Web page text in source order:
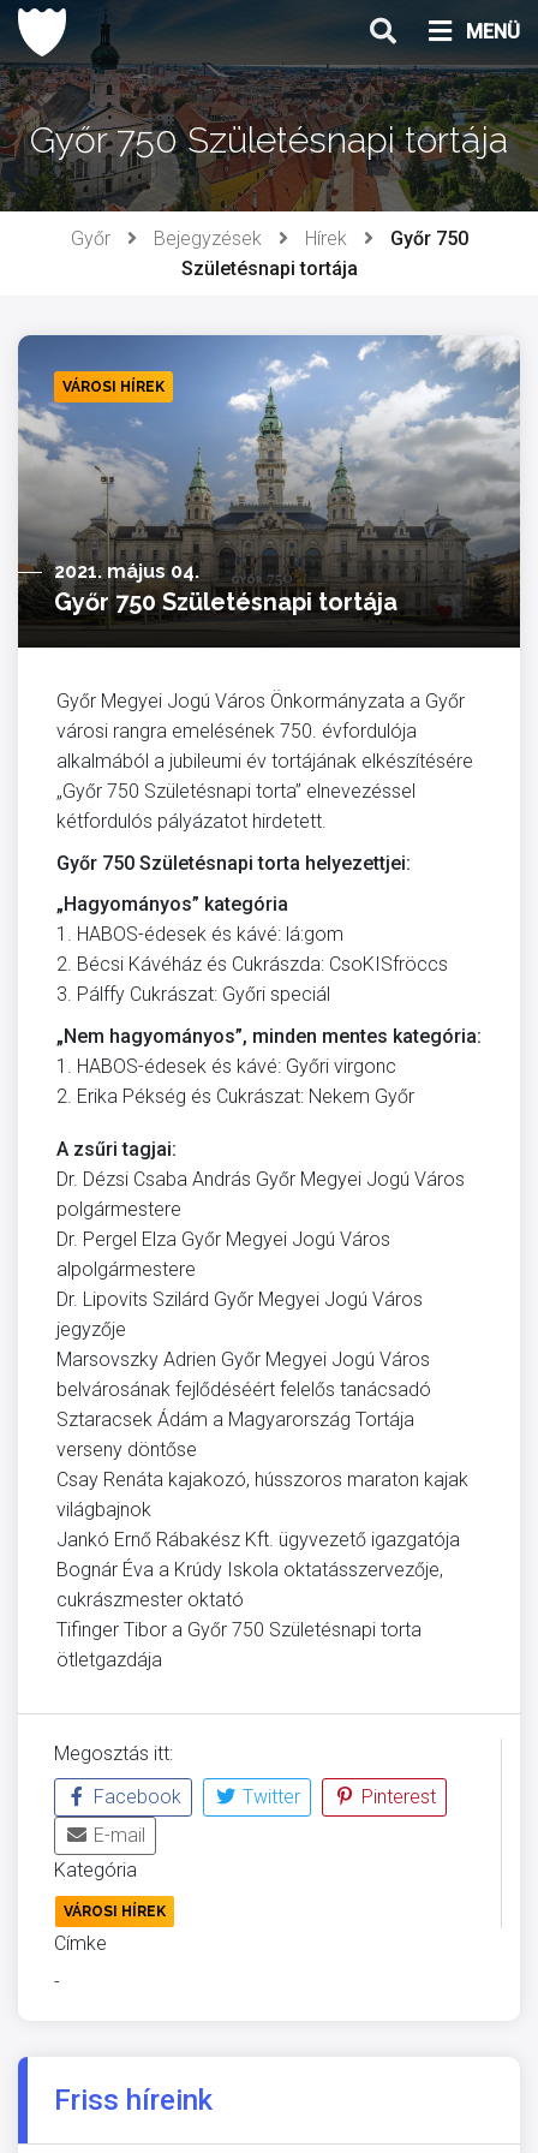
Ugrás
tartalomhoz
MENÜ
Győr 750 Születésnapi tortája
Győr Bejegyzések Hírek
Győr 750
Születésnapi tortája
VÁROSI HÍREK
2021. május 04.
Győr 750 Születésnapi tortája
Győr Megyei Jogú Város Önkormányzata a Győr
városi rangra emelésének 750. évfordulója
alkalmából a jubileumi év tortájának elkészítésére
„Győr 750 Születésnapi torta” elnevezéssel
kétfordulós pályázatot hirdetett.
Győr 750 Születésnapi torta helyezettjei:
„Hagyományos” kategória
1. HABOS-édesek és kávé: lá:gom
2. Bécsi Kávéház és Cukrászda: CsoKISfröccs
3. Pálffy Cukrászat: Győri speciál
„Nem hagyományos”, minden mentes kategória:
1. HABOS-édesek és kávé: Győri virgonc
2. Erika Pékség és Cukrászat: Nekem Győr
A zsűri tagjai:
Dr. Dézsi Csaba András Győr Megyei Jogú Város
polgármestere
Dr. Pergel Elza Győr Megyei Jogú Város
alpolgármestere
Dr. Lipovits Szilárd Győr Megyei Jogú Város
jegyzője
Marsovszky Adrien Győr Megyei Jogú Város
belvárosának fejlődéséért felelős tanácsadó
Sztaracsek Ádám a Magyarország Tortája
verseny döntőse
Csay Renáta kajakozó, hússzoros maraton kajak
világbajnok
Jankó Ernő Rábakész Kft. ügyvezető igazgatója
Bognár Éva a Krúdy Iskola oktatásszervezője,
cukrászmester oktató
Tifinger Tibor a Győr 750 Születésnapi torta
ötletgazdája
Megosztás itt:
Facebook
Twitter
Pinterest
E-mail
Kategória
VÁROSI HÍREK
Címke
-
Friss híreink